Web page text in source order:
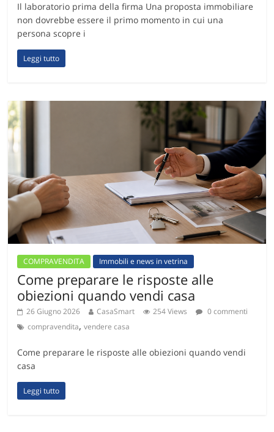
Il laboratorio prima della firma Una proposta immobiliare
non dovrebbe essere il primo momento in cui una
persona scopre i
Leggi tutto
COMPRAVENDITA Immobili e news in vetrina
Come preparare le risposte alle
obiezioni quando vendi casa
26 Giugno 2026 CasaSmart 254 Views
0 commenti
compravendita,vendere casa
Come preparare le risposte alle obiezioni quando vendi
casa
Leggi tutto